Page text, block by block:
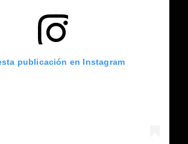
publicación en Instagram